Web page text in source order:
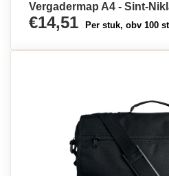
Vergadermap A4 - Sint-
€14,51 Per stuk, obv 100